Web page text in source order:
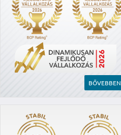
BŐVEBBEN